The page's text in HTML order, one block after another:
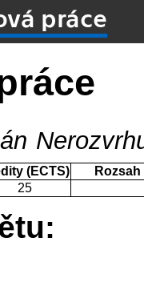
práce
(ECTS)
Rozsah
25